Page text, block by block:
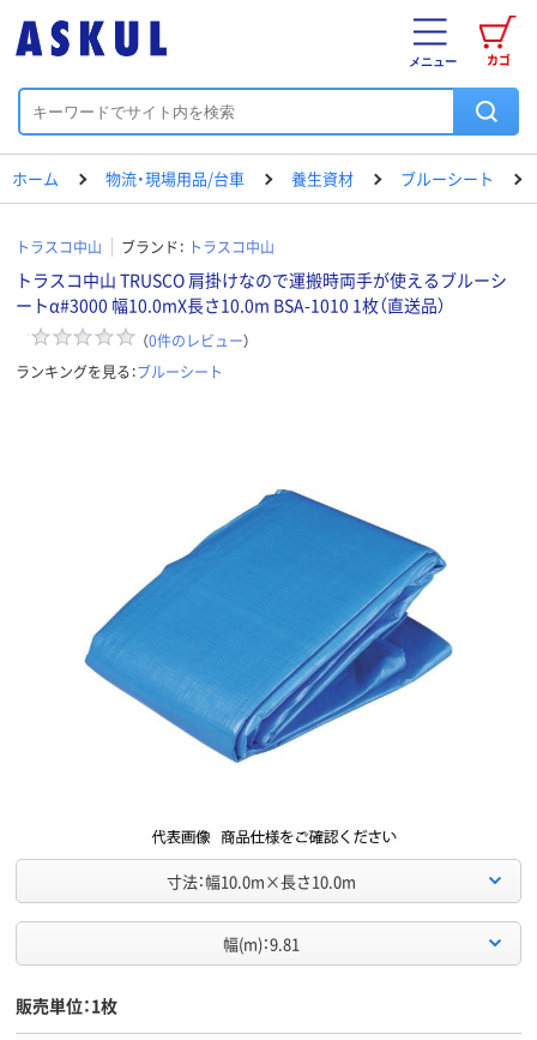
カゴ
メニュー
ホーム 物流・現場用品/台車 養生資材 ブルーシート
トラスコ中山 ブランド： トラスコ中山
トラスコ中山 TRUSCO 肩掛けなので運搬時両手が使えるブルーシ
ートα#3000 幅10.0mX長さ10.0m BSA-1010 1枚（直送品）
（0件のレビュー）
ランキングを見る：ブルーシート
寸法：幅10.0m×長さ10.0m
幅(m)：9.81
販売単位：1枚